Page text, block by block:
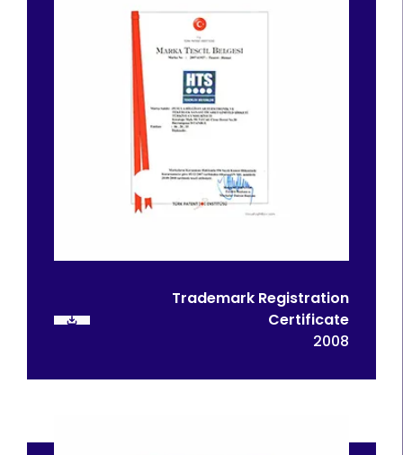
Trademark Registration
Certificate
2008